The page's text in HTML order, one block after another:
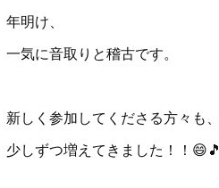
年明け、
一気に音取りと稽古です。
新しく参加してくださる方々も、
少しずつ増えてきました！！😄🎵